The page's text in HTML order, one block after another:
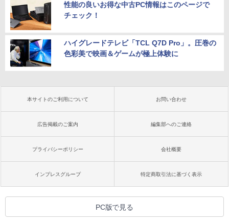
性能の良いお得な中古PC情報はこのページで
チェック！
ハイグレードテレビ「TCL Q7D Pro」。圧巻の
色彩美で映画＆ゲームが極上体験に
本サイトのご利用について お問い合わせ
広告掲載のご案内 編集部へのご連絡
プライバシーポリシー 会社概要
インプレスグループ 特定商取引法に基づく表示
PC版で見る